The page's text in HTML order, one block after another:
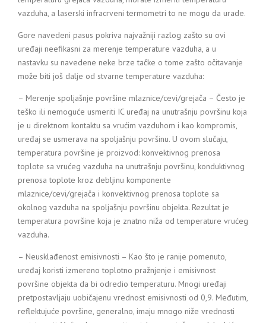
vazduha, a laserski infracrveni termometri to ne mogu da urade.
Gore navedeni pasus pokriva najvažniji razlog zašto su ovi
uređaji neefikasni za merenje temperature vazduha, a u
nastavku su navedene neke brze tačke o tome zašto očitavanje
može biti još dalje od stvarne temperature vazduha:
– Merenje spoljašnje površine mlaznice/cevi/grejača – Često je
teško ili nemoguće usmeriti IC uređaj na unutrašnju površinu koja
je u direktnom kontaktu sa vrućim vazduhom i kao kompromis,
uređaj se usmerava na spoljašnju površinu. U ovom slučaju,
temperatura površine je proizvod: konvektivnog prenosa
toplote sa vrućeg vazduha na unutrašnju površinu, konduktivnog
prenosa toplote kroz debljinu komponente
mlaznice/cevi/grejača i konvektivnog prenosa toplote sa
okolnog vazduha na spoljašnju površinu objekta. Rezultat je
temperatura površine koja je znatno niža od temperature vrućeg
vazduha.
– Neusklađenost emisivnosti – Kao što je ranije pomenuto,
uređaj koristi izmereno toplotno pražnjenje i emisivnost
površine objekta da bi odredio temperaturu. Mnogi uređaji
pretpostavljaju uobičajenu vrednost emisivnosti od 0,9. Međutim,
reflektujuće površine, generalno, imaju mnogo niže vrednosti